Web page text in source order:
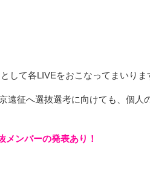
して各LIVEをおこなってまいりま
征へ選抜選考に向けても、個人
ンバーの発表あり！